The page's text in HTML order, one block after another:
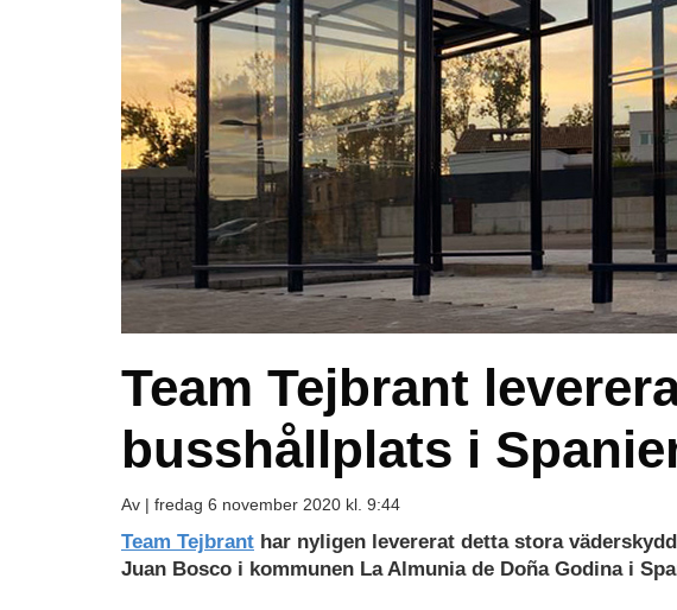
Team Tejbrant
busshållplats i
Av | fredag 6 november 2020 kl. 9:44
Team Tejbrant har nyligen levererat detta stora
Juan Bosco i kommunen La Almunia de Doña Godina i